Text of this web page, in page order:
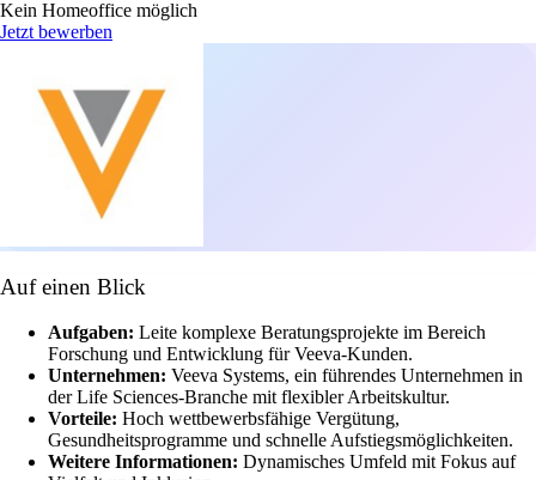
Kein Homeoffice möglich
Jetzt bewerben
Auf einen Blick
Aufgaben: Leite komplexe Beratungsprojekte im Bereich
Forschung und Entwicklung für Veeva-Kunden.
Unternehmen: Veeva Systems, ein führendes Unternehmen in
der Life Sciences-Branche mit flexibler Arbeitskultur.
Vorteile: Hoch wettbewerbsfähige Vergütung,
Gesundheitsprogramme und schnelle Aufstiegsmöglichkeiten.
Weitere Informationen: Dynamisches Umfeld mit Fokus auf